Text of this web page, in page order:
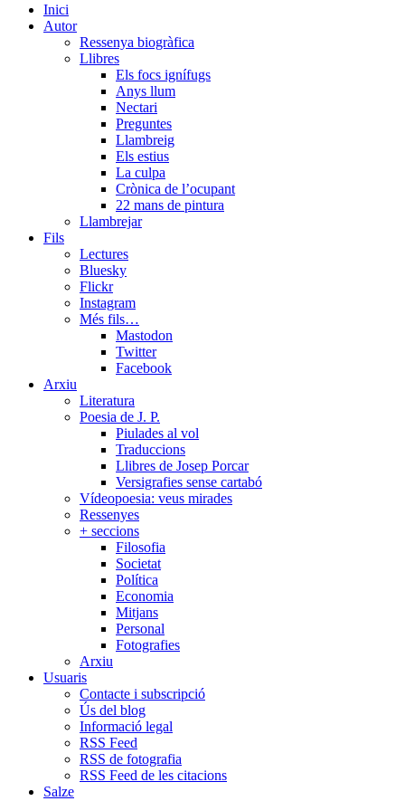
Close
Menu
Inici
Autor
Ressenya biogràfica
Llibres
Els focs ignífugs
Anys llum
Nectari
Preguntes
Llambreig
Els estius
La culpa
Crònica de l’ocupant
22 mans de pintura
Llambrejar
Fils
Lectures
Bluesky
Flickr
Instagram
Més fils…
Mastodon
Twitter
Facebook
Arxiu
Literatura
Poesia de J. P.
Piulades al vol
Traduccions
Llibres de Josep Porcar
Versigrafies sense cartabó
Vídeopoesia: veus mirades
Ressenyes
+ seccions
Filosofia
Societat
Política
Economia
Mitjans
Personal
Fotografies
Arxiu
Usuaris
Contacte i subscripció
Ús del blog
Informació legal
RSS Feed
RSS de fotografia
RSS Feed de les citacions
Salze